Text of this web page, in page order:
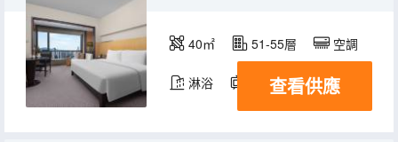
40㎡ 51-55層 空調
淋浴 電視機 冰箱
查看供應